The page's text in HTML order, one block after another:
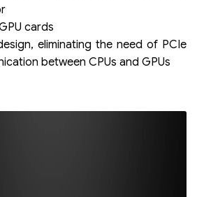
cards
eliminating the need of PCIe
between CPUs and GPUs